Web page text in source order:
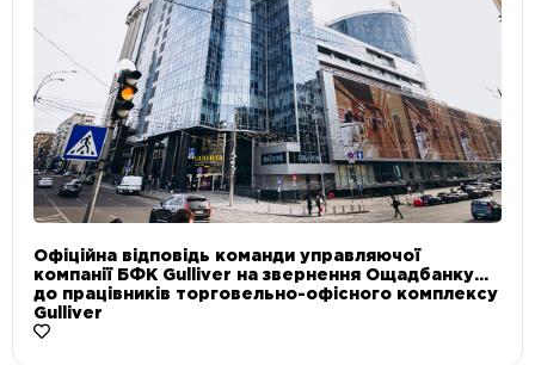
Офіційна відповідь команди управляючої
компанії БФК Gulliver на звернення Ощадбанку
до працівників торговельно-офісного комплексу
Gulliver